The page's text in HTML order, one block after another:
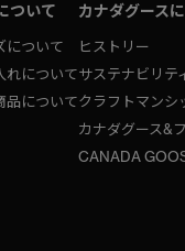
ついて
について
れについて
品について
カナダグース
ヒストリー
サステナビリテ
クラフトマンシ
カナダグース&
CANADA